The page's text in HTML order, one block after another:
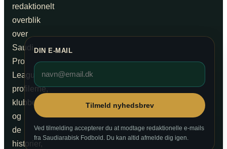
redaktionelt
overblik
over
Saudi
Pro
League,
profilerne,
klubberne
og
de
historier,
DIN E-MAIL
Tilmeld nyhedsbrev
Ved tilmelding accepterer du at modtage redaktionelle e-mails
fra Saudiarabisk Fodbold. Du kan altid afmelde dig igen.